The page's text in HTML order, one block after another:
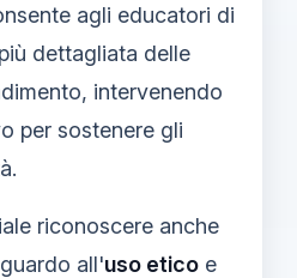
agli educatori di
dettagliata delle
intervenendo
per sostenere gli
riconoscere anche
all'uso etico e